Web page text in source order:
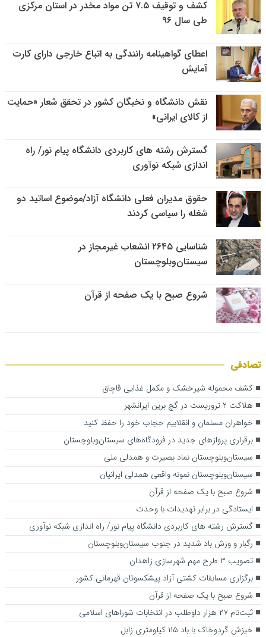
کشف و توقیف ۷.۵ تن مواد مخدر در استان مرکزی
طی سال ۹۶
اعطای گواهینامه رانندگی به اتباع خارجی دارای کارت
آمایش
نقش دانشگاه و نخبگان کشور در تحقق شعار «حمایت
از کالای ایرانی»
گسترش رشته های کاربردی دانشگاه پیام نور/ راه
اندازی شبکه نوآوری
حقوق مدیران فعلی دانشگاه آزاد/موضوع اساتید دو
شغله را سیاسی کردند
شناسایی ۲۶۴۵ انشعاب غیرمجاز در
سیستان‌وبلوچستان
شروع صبح با یک صفحه از قرآن
تصادفی
کشف محموله شیرخشک و مکمل غذایی قاچاق
هلاکت ۲ تروریست در گچ برین ایرانشهر
خواهران مسلمان و انقلابیم حجاب خود را حفظ کنید
برقراری پروازهای جدید در فرودگاه‌های سیستان‌وبلوچستان
سیستان‌‌وبلوچستان نماد بصیرت و همدلی ملی
سیستان‌وبلوچستان نمونه واقعی همدلی ایرانیان
شروع صبح با یک صفحه از قرآن
ایستادگی در برابر تهدیدات با وحدت
گسترش رشته های کاربردی دانشگاه پیام نور/ راه اندازی شبکه نوآوری
رگبار و وزش باد شدید در جنوب سیستان‌وبلوچستان
تصویب ۳ طرح مهم شهرسازی زاهدان
برگزاری مسابقات کشتی آزاد پیشکسوتان قهرمانی کشور
شروع صبح با یک صفحه از قرآن
ثبت‌نام ۲۷ هزار داوطلب در انتخابات شوراهای اسلامی
خیزش گردوخاک با باد ۱۱۵ کیلومتری زابل